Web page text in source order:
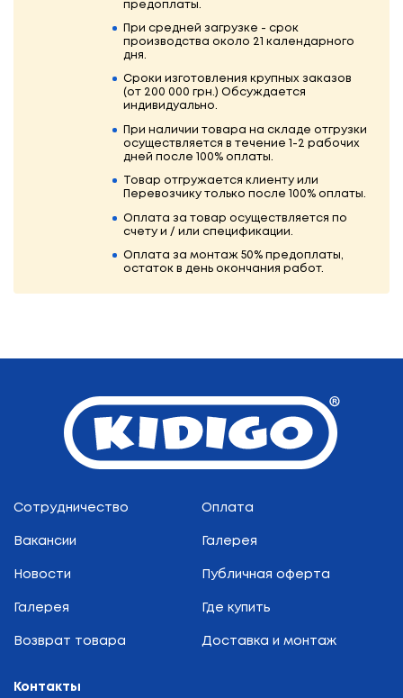
предоплаты.
При средней загрузке - срок
производства около 21 календарного
дня.
Сроки изготовления крупных заказов
(от 200 000 грн.) Обсуждается
индивидуально.
При наличии товара на складе отгрузки
осуществляется в течение 1-2 рабочих
дней после 100% оплаты.
Товар отгружается клиенту или
Перевозчику только после 100% оплаты.
Оплата за товар осуществляется по
счету и / или спецификации.
Оплата за монтаж 50% предоплаты,
остаток в день окончания работ.
Сотрудничество Оплата
Вакансии Галерея
Новости Публичная оферта
Галерея Где купить
Возврат товара Доставка и монтаж
Контакты